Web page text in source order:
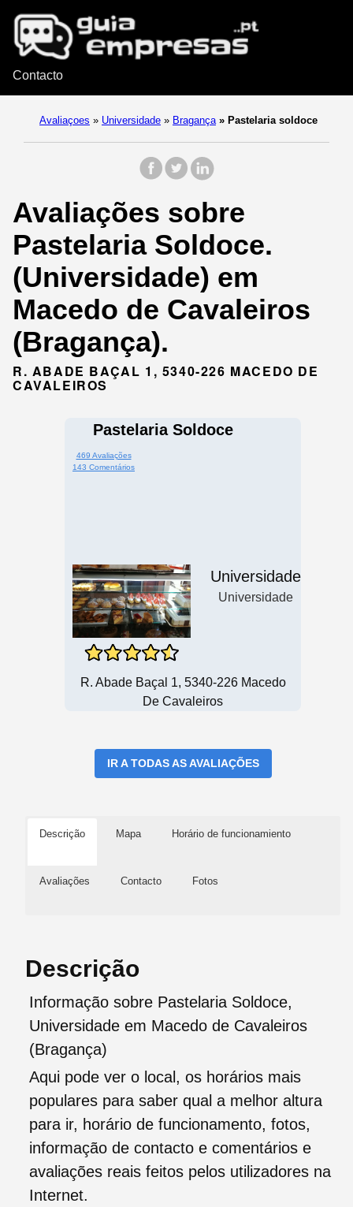
Contacto
Avaliaçoes » Universidade » Bragança » Pastelaria soldoce
Avaliações sobre
Pastelaria Soldoce.
(Universidade) em
Macedo de Cavaleiros
(Bragança).
R. ABADE BAÇAL 1, 5340-226 MACEDO DE
CAVALEIROS
Pastelaria Soldoce
469 Avaliações
143 Comentários
Universidade
Universidade
R. Abade Baçal 1, 5340-226 Macedo
De Cavaleiros
IR A TODAS AS AVALIAÇÕES
Descrição Mapa Horário de funcionamiento
Avaliações Contacto Fotos
Descrição
Informação sobre Pastelaria Soldoce,
Universidade em Macedo de Cavaleiros
(Bragança)
Aqui pode ver o local, os horários mais
populares para saber qual a melhor altura
para ir, horário de funcionamento, fotos,
informação de contacto e comentários e
avaliações reais feitos pelos utilizadores na
Internet.